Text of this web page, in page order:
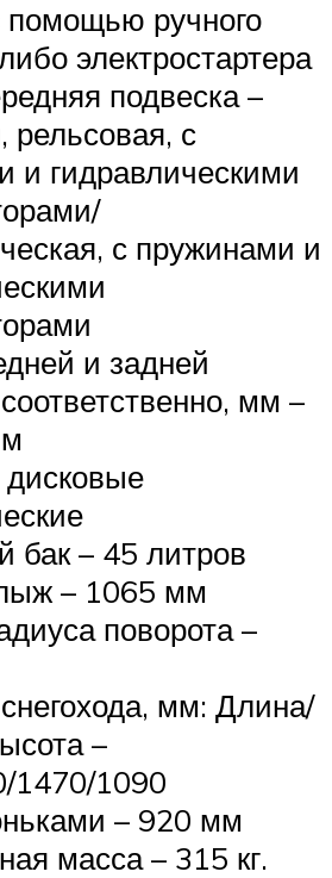
помощью ручного
электростартера
подвеска –
рельсовая, с
и гидравлическими
с пружинами и
и задней
мм –
бак – 45 литров
– 1065 мм
поворота –
мм: Длина/
–
1470/1090
– 920 мм
масса – 315 кг.